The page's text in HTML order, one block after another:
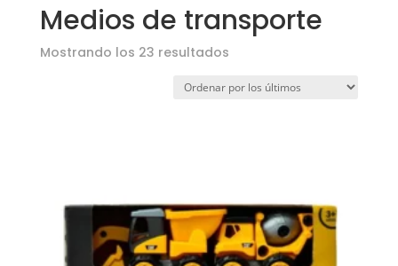
Medios de transporte
Mostrando los 23 resultadosOrdenado
los